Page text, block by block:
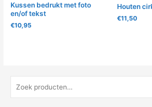
Kussen bedrukt met foto
en/of tekst
€10,95
Houten
€11,50